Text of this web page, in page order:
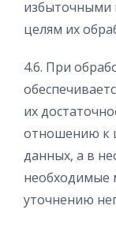
избыточными
целям их
4.6. При
их
отношению к
данных, а в
необходимые
уточнению